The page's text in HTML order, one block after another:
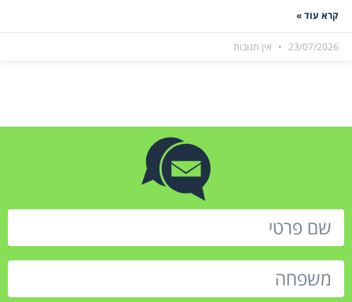
קרא עוד »
23/07/2026 אין תגובות